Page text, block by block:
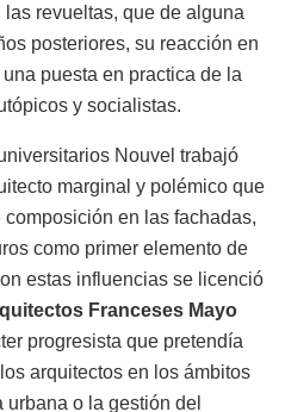
revueltas, que de alguna
posteriores, su reacción en
puesta en practica de la
y socialistas.
Nouvel trabajó
marginal y polémico que
en las fachadas,
como primer elemento de
estas influencias se licenció
Franceses Mayo
progresista que pretendía
arquitectos en los ámbitos
o la gestión del